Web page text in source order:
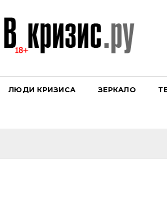
ЛЮДИ КРИЗИСА ЗЕРКАЛО